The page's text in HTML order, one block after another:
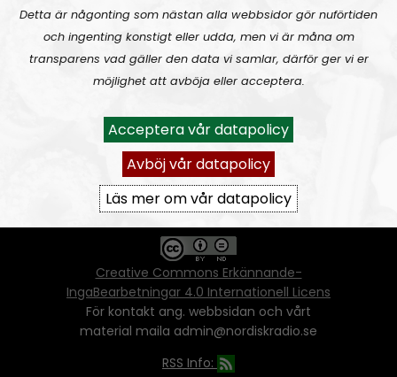
Ansvarig utgivare:Vera Oredsson
Vårdatapolicy
Du får kopiera och sprida vårt material
oförändrat, men uppge oss som källa.
Om ni vill sprida ett urklipp ni själva skapat
går även det bra, så länge det inte görs med
ett vinstdrivande syfte - då behöver ni
skriftlig tillåtelse från oss.
Creative Commons Erkännande-
IngaBearbetningar 4.0 Internationell Licens
För kontakt ang. webbsidan och vårt
material maila admin@nordiskradio.se
RSS Info:
Detta är någonting som nästan alla webbsidor gör nuförtiden
och ingenting konstigt eller udda, men vi är måna om
transparens vad gäller den data vi samlar, därför ger vi er
möjlighet att avböja eller acceptera.
Acceptera vår datapolicy
Avböj vår datapolicy
Läs mer om vår datapolicy